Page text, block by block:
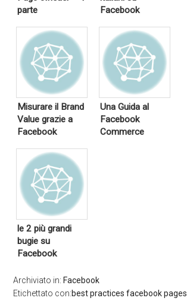
parte
Facebook
Misurare il Brand
Value grazie a
Facebook
Una Guida al
Facebook
Commerce
le 2 più grandi
bugie su
Facebook
Archiviato in: Facebook
Etichettato con:best practices facebook pages